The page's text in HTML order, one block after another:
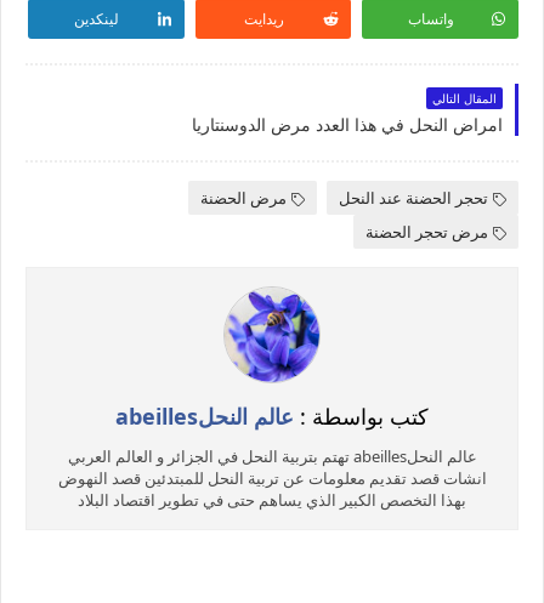
واتساب ريدايت لينكدين
المقال التالي
امراض النحل في هذا العدد مرض الدوسنتاريا
تحجر الحضنة عند النحل
مرض الحضنة
مرض تحجر الحضنة
كتب بواسطة : عالم النحلabeilles
عالم النحلabeilles تهتم بتربية النحل في الجزائر و العالم العربي
انشات قصد تقديم معلومات عن تربية النحل للمبتدئين قصد النهوض
بهذا التخصص الكبير الذي يساهم حتى في تطوير اقتصاد البلاد